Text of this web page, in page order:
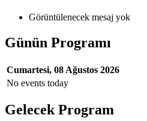
Görüntülenecek mesaj yok
Günün Programı
Cumartesi, 08 Ağustos 2026
No events today
Gelecek Program